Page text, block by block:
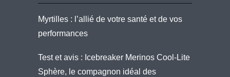
Myrtilles : l’allié de votre santé et de vos
performances
Test et avis : Icebreaker Merinos Cool-Lite
Sphère, le compagnon idéal des